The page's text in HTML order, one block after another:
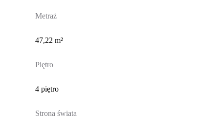
Metraż
47,22 m²
Piętro
4 piętro
Strona świata